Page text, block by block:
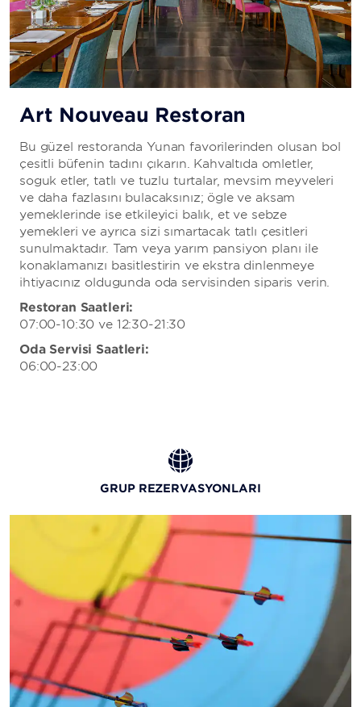
Art Nouveau Restoran
Bu güzel restoranda Yunan favorilerinden oluşan bol
çeşitli büfenin tadını çıkarın. Kahvaltıda omletler,
soğuk etler, tatlı ve tuzlu turtalar, mevsim meyveleri
ve daha fazlasını bulacaksınız; öğle ve akşam
yemeklerinde ise etkileyici balık, et ve sebze
yemekleri ve ayrıca sizi şımartacak tatlı çeşitleri
sunulmaktadır. Tam veya yarım pansiyon planı ile
konaklamanızı basitleştirin ve ekstra dinlenmeye
ihtiyacınız olduğunda oda servisinden sipariş verin.
Restoran Saatleri:
07:00-10:30 ve 12:30-21:30
Oda Servisi Saatleri:
06:00-23:00
GRUP REZERVASYONLARI